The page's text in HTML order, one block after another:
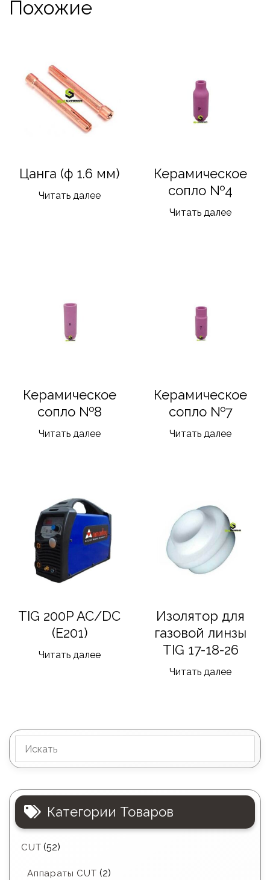
Похожие
Цанга (ф 1.6 мм)
Читать далее
Керамическое
сопло №4
Читать далее
Керамическое
сопло №8
Читать далее
Керамическое
сопло №7
Читать далее
TIG 200P AC/DC
(Е201)
Читать далее
Изолятор для
газовой линзы
TIG 17-18-26
Читать далее
Категории Товаров
CUT (52)
Аппараты CUT (2)